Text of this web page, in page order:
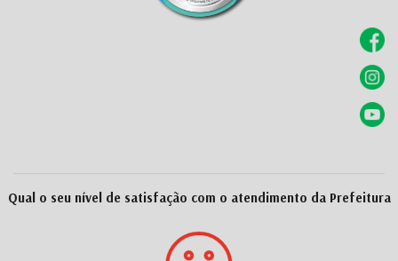
Qual o seu nível de satisfação com o atendimento da Prefeitura